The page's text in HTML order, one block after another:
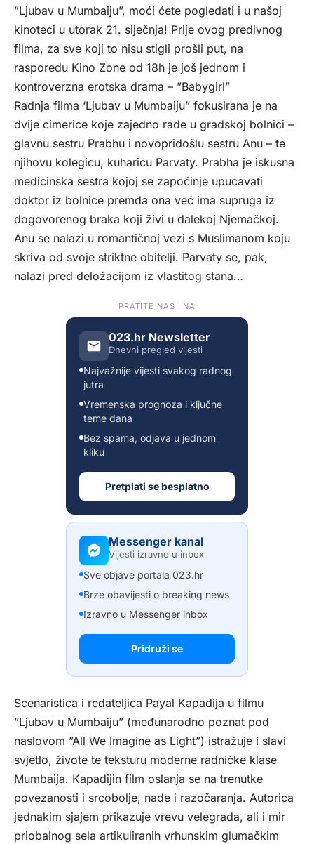
”Ljubav u Mumbaiju”, moći ćete pogledati i u našoj
kinoteci u utorak 21. siječnja! Prije ovog predivnog
filma, za sve koji to nisu stigli prošli put, na
rasporedu Kino Zone od 18h je još jednom i
kontroverzna erotska drama – ”Babygirl”
Radnja filma ‘Ljubav u Mumbaiju” fokusirana je na
dvije cimerice koje zajedno rade u gradskoj bolnici –
glavnu sestru Prabhu i novopridošlu sestru Anu – te
njihovu kolegicu, kuharicu Parvaty. Prabha je iskusna
medicinska sestra kojoj se započinje upucavati
doktor iz bolnice premda ona već ima supruga iz
dogovorenog braka koji živi u dalekoj Njemačkoj.
Anu se nalazi u romantičnoj vezi s Muslimanom koju
skriva od svoje striktne obitelji. Parvaty se, pak,
nalazi pred deložacijom iz vlastitog stana…
PRATITE NAS I NA
023.hr Newsletter
Dnevni pregled vijesti
Najvažnije vijesti svakog radnog
jutra
Vremenska prognoza i ključne
teme dana
Bez spama, odjava u jednom
kliku
Pretplati se besplatno
Messenger kanal
Vijesti izravno u inbox
Sve objave portala 023.hr
Brze obavijesti o breaking news
Izravno u Messenger inbox
Pridruži se
Scenaristica i redateljica Payal Kapadija u filmu
”Ljubav u Mumbaiju” (međunarodno poznat pod
naslovom ”All We Imagine as Light”) istražuje i slavi
svjetlo, živote te teksturu moderne radničke klase
Mumbaija. Kapadijin film oslanja se na trenutke
povezanosti i srcobolje, nade i razočaranja. Autorica
jednakim sjajem prikazuje vrevu velegrada, ali i mir
priobalnog sela artikuliranih vrhunskim glumačkim